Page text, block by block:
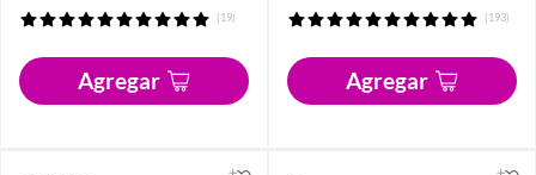
(19)
Agregar
(193)
Agregar